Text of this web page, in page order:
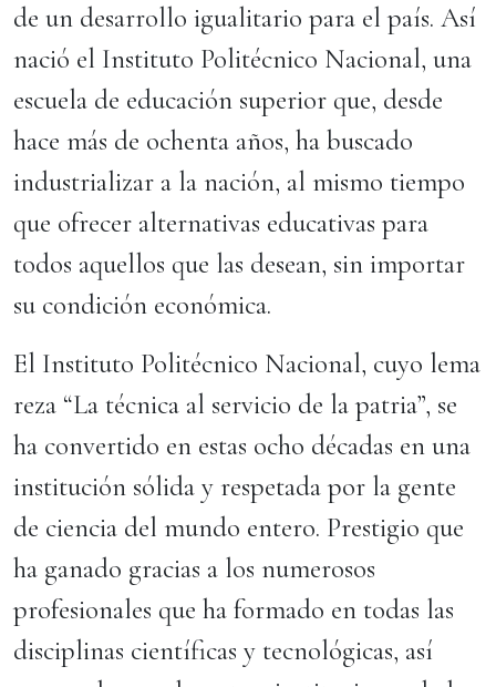
de un desarrollo igualitario para el país. Así
nació el Instituto Politécnico Nacional, una
escuela de educación superior que, desde
hace más de ochenta años, ha buscado
industrializar a la nación, al mismo tiempo
que ofrecer alternativas educativas para
todos aquellos que las desean, sin importar
su condición económica.
El Instituto Politécnico Nacional, cuyo lema
reza “La técnica al servicio de la patria”, se
ha convertido en estas ocho décadas en una
institución sólida y respetada por la gente
de ciencia del mundo entero. Prestigio que
ha ganado gracias a los numerosos
profesionales que ha formado en todas las
disciplinas científicas y tecnológicas, así